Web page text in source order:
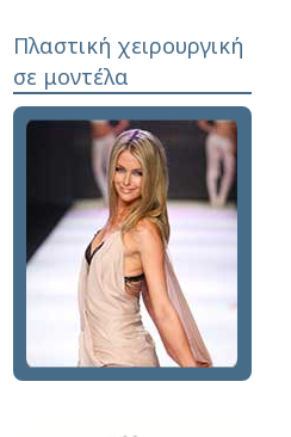
Πλαστική χειρουργική
σε μοντέλα